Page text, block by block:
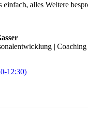
einfach, alles Weitere
| Coaching
12:30)